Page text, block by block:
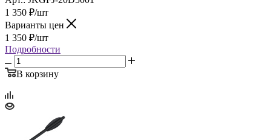
1 350 ₽/шт
Варианты цен
1 350 ₽/шт
Подробности
В корзину